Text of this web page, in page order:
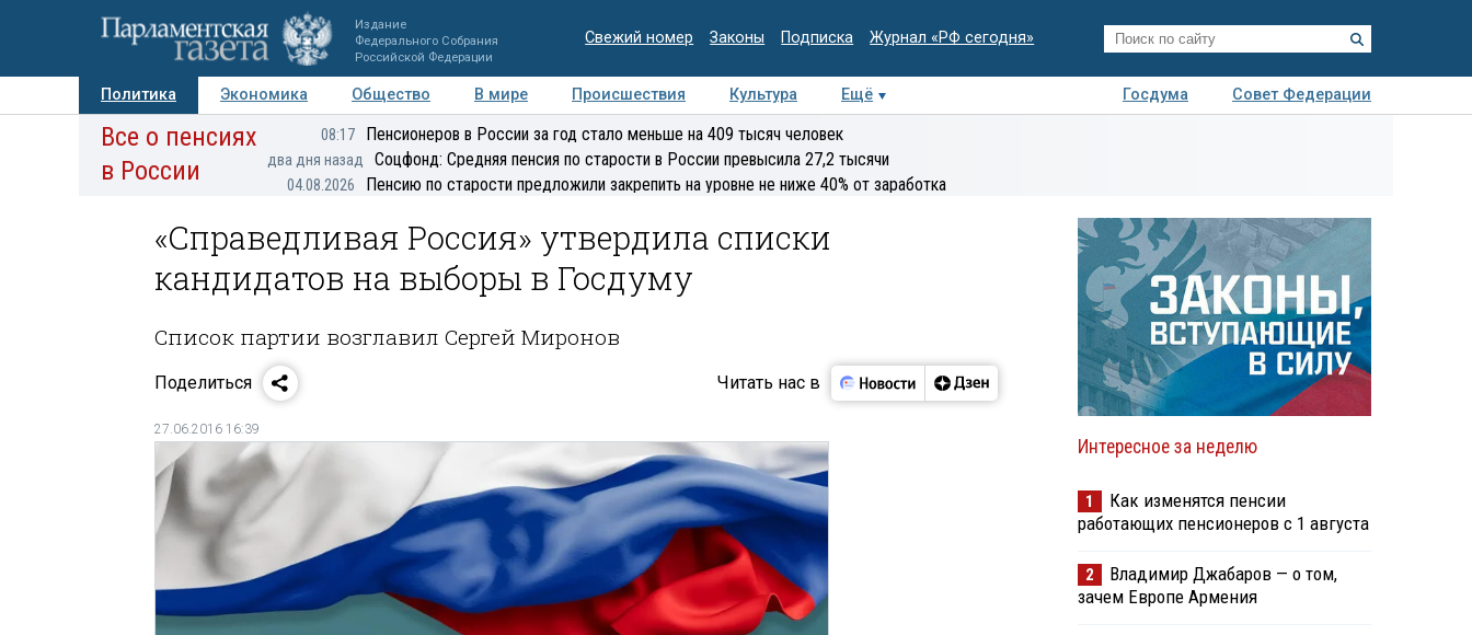
Издание
Федерального Собрания
Российской Федерации
Свежий номер Законы Подписка Журнал «РФ сегодня»
Политика Экономика Общество В мире Происшествия Культура Ещё Госдума
Совет Федерации
Авторы Персоны Мнения Регионы Медиацентр Интервью Колумнисты
Все о пенсиях
в России
08:17 Пенсионеров в России за год стало меньше на 409 тысяч человек
два дня назад Соцфонд: Средняя пенсия по старости в России превысила 27,2 тысячи
04.08.2026 Пенсию по старости предложили закрепить на уровне не ниже 40% от заработка
«Справедливая Россия» утвердила списки
кандидатов на выборы в Госдуму
Список партии возглавил Сергей Миронов
Поделиться Читать нас в
27.06.2016 16:39
Интересное за неделю
1
Как изменятся пенсии
работающих пенсионеров с 1 августа
2
Владимир Джабаров — о том,
зачем Европе Армения